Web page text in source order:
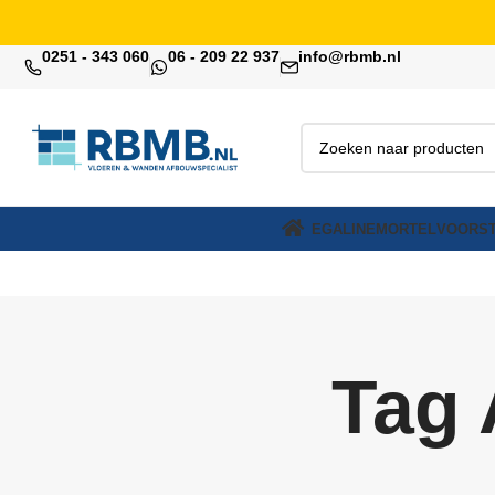
0251 - 343 060 06 - 209 22 937 info@rbmb.nl
EGALINEMORTEL
Tag